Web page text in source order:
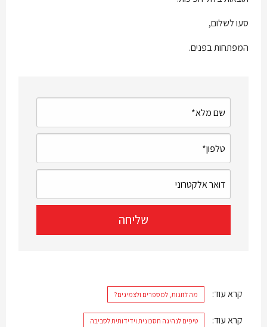
סעו לשלום,
המפתחות בפנים.
קרא עוד: מה לזוגות, למספרים ולצמיגים?
קרא עוד: טיפים לנהיגה חסכונית וידידותית לסביבה